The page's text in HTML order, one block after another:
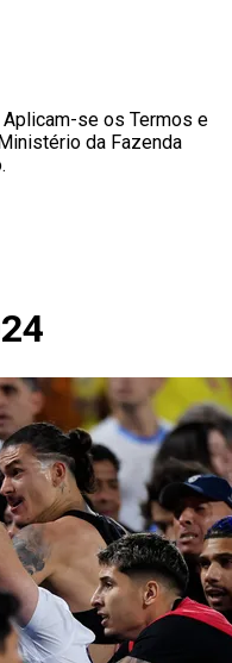
se os Termos e
da Fazenda